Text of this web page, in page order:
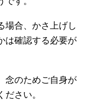
場合、かさ上げし
は確認する必要が
念のためご自身が
さい。